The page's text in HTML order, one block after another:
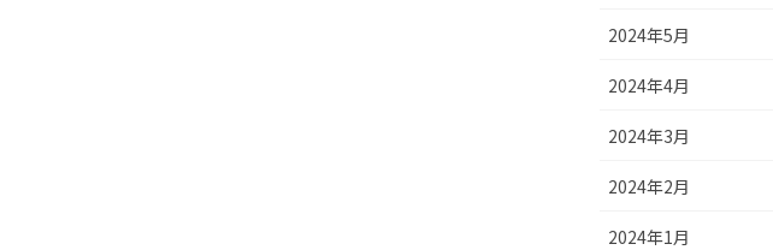
2024年5月
2024年4月
2024年3月
2024年2月
2024年1月